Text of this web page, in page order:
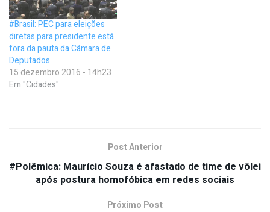
#Brasil: PEC para eleições
diretas para presidente está
fora da pauta da Câmara de
Deputados
15 dezembro 2016 - 14h23
Em "Cidades"
Post Anterior
#Polêmica: Maurício Souza é afastado de time de vôlei
após postura homofóbica em redes sociais
Próximo Post